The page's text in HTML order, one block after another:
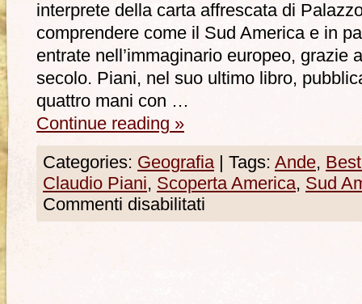
interprete della carta affrescata di
comprendere come il Sud America e in
entrate nell’immaginario europeo, grazie
secolo. Piani, nel suo ultimo libro,
quattro mani con …
Continue reading »
Categories: Geografia Tags: Ande,
Claudio Piani, Scoperta America, Sud
Commenti disabilitati